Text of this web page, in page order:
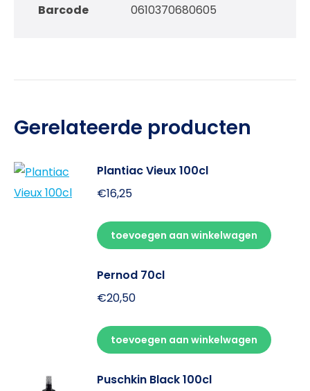
Barcode 0610370680605
Gerelateerde producten
Plantiac Vieux 100cl
€16,25
toevoegen aan winkelwagen
Pernod 70cl
€20,50
toevoegen aan winkelwagen
Puschkin Black 100cl